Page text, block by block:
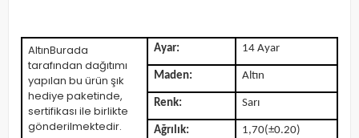
AltınBurada
tarafından dağıtımı
yapılan bu ürün şık
hediye paketinde,
sertifikası ile birlikte
gönderilmektedir.
Ayar: 14 Ayar
Maden: Altın
Renk: Sarı
Ağrılık: 1,70(±0.20)